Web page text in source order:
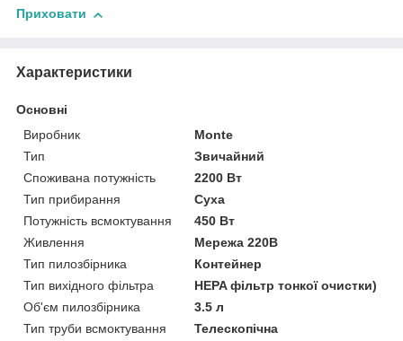
Приховати
Характеристики
Основні
Виробник
Monte
Тип
Звичайний
Споживана потужність
2200 Вт
Тип прибирання
Суха
Потужність всмоктування
450 Вт
Живлення
Мережа 220В
Тип пилозбірника
Контейнер
Тип вихідного фільтра
HEPA фільтр тонкої очистки)
Об'єм пилозбірника
3.5 л
Тип труби всмоктування
Телескопічна